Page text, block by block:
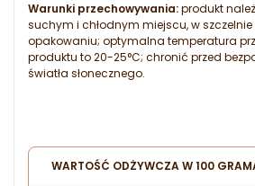
Warunki przechowywania:produkt
suchym i chłodnym miejscu, w
opakowaniu; optymalna temperatura
produktu to 20-25°C; chronić przed
światła słonecznego.
WARTOŚĆ ODŻYWCZA W 100